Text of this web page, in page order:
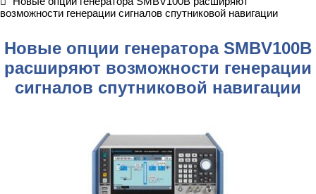
возможности генерации сигналов спутниковой навигации
Новые опции генератора SMBV100B
расширяют возможности генерации
сигналов спутниковой навигации